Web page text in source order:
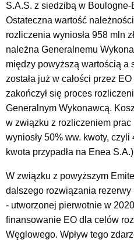
S.A.S. z siedzibą w
Ostateczna wartość
rozliczenia wyniosła 958 mln
należna Generalnemu
między powyższą wartością a
została już w całości przez
zakończył się proces
Generalnym Wykonawcą.
w związku z rozliczeniem
wyniosły 50% ww. kwoty, czyli
kwota przypadła na Enea
W związku z powyższym
dalszego rozwiązania rezerwy
- utworzonej pierwotnie w
finansowanie EO dla celów
Węglowego. Wpływ tego